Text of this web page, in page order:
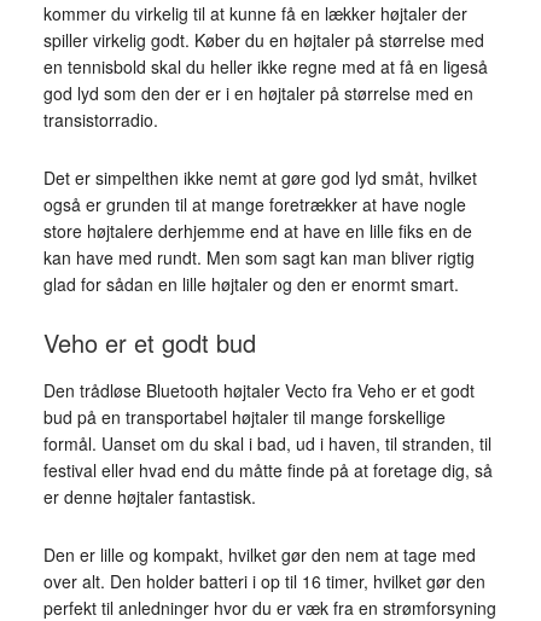
kommer du virkelig til at kunne få en lækker højtaler der
spiller virkelig godt. Køber du en højtaler på størrelse med
en tennisbold skal du heller ikke regne med at få en ligeså
god lyd som den der er i en højtaler på størrelse med en
transistorradio.
Det er simpelthen ikke nemt at gøre god lyd småt, hvilket
også er grunden til at mange foretrækker at have nogle
store højtalere derhjemme end at have en lille fiks en de
kan have med rundt. Men som sagt kan man bliver rigtig
glad for sådan en lille højtaler og den er enormt smart.
Veho er et godt bud
Den trådløse Bluetooth højtaler Vecto fra Veho er et godt
bud på en transportabel højtaler til mange forskellige
formål. Uanset om du skal i bad, ud i haven, til stranden, til
festival eller hvad end du måtte finde på at foretage dig, så
er denne højtaler fantastisk.
Den er lille og kompakt, hvilket gør den nem at tage med
over alt. Den holder batteri i op til 16 timer, hvilket gør den
perfekt til anledninger hvor du er væk fra en strømforsyning